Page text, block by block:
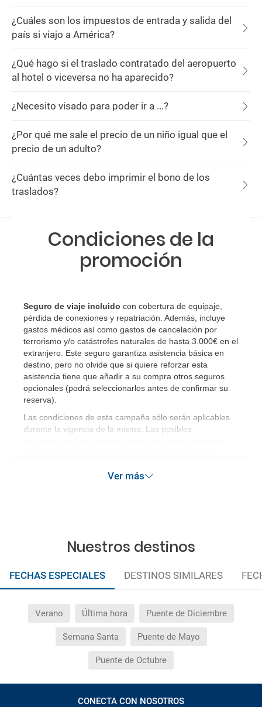
¿Cuáles son los impuestos de entrada y salida del
país si viajo a América?
¿Qué hago si el traslado contratado del aeropuerto
al hotel o viceversa no ha aparecido?
¿Necesito visado para poder ir a ...?
¿Por qué me sale el precio de un niño igual que el
precio de un adulto?
¿Cuántas veces debo imprimir el bono de los
traslados?
Condiciones de la
promoción
Seguro de viaje incluido con cobertura de equipaje,
pérdida de conexiones y repatriación. Además, incluye
gastos médicos así como gastos de cancelación por
terrorismo y/o catástrofes naturales de hasta 3.000€ en el
extranjero. Este seguro garantiza asistencia básica en
destino, pero no olvide que si quiere reforzar esta
asistencia tiene que añadir a su compra otros seguros
opcionales (podrá seleccionarlos antes de confirmar su
reserva)
Las condiciones de esta campaña sólo serán aplicables
durante la vigencia de la misma. Las posibles
Ver más
Nuestros destinos
FECHAS ESPECIALES DESTINOS SIMILARES
Verano Última hora Puente de Diciembre
Semana Santa Puente de Mayo
Puente de Octubre
CONECTA CON NOSOTROS